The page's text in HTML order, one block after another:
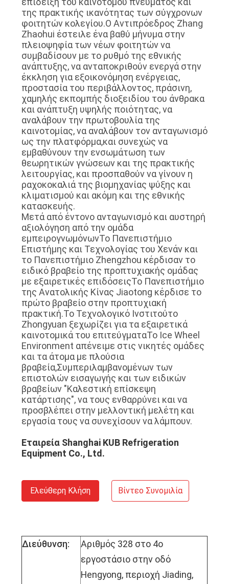
της πρακτικής ικανότητας των σύγχρονων
φοιτητών κολεγίου.Ο Αντιπρόεδρος Zhang
Zhaohui έστειλε ένα βαθύ μήνυμα στην
πλειοψηφία των νέων φοιτητών να
συμβαδίσουν με το ρυθμό της εθνικής
ανάπτυξης, να ανταποκριθούν ενεργά στην
έκκληση για εξοικονόμηση ενέργειας,
προστασία του περιβάλλοντος, πράσινη,
χαμηλής εκπομπής διοξειδίου του άνθρακα
και ανάπτυξη υψηλής ποιότητας, να
αναλάβουν την πρωτοβουλία της
καινοτομίας, να αναλάβουν τον ανταγωνισμό
ως την πλατφόρμα,και συνεχώς να
εμβαθύνουν την ενσωμάτωση των
θεωρητικών γνώσεων και της πρακτικής
λειτουργίας, και προσπαθούν να γίνουν η
ραχοκοκαλιά της βιομηχανίας ψύξης και
κλιματισμού και ακόμη και της εθνικής
κατασκευής.
Μετά από έντονο ανταγωνισμό και αυστηρή
αξιολόγηση από την ομάδα
εμπειρογνωμόνωνΤο Πανεπιστήμιο
Επιστήμης και Τεχνολογίας του Χενάν και
το Πανεπιστήμιο Zhengzhou κέρδισαν το
ειδικό βραβείο της προπτυχιακής ομάδας
με εξαιρετικές επιδόσειςΤο Πανεπιστήμιο
της Ανατολικής Κίνας Jiaotong κέρδισε το
πρώτο βραβείο στην προπτυχιακή
πρακτική.Το Τεχνολογικό Ινστιτούτο
Zhongyuan ξεχωρίζει για τα εξαιρετικά
καινοτομικά του επιτεύγματαΤο Ice Wheel
Environment απένειμε στις νικητές ομάδες
και τα άτομα με πλούσια
βραβεία,Συμπεριλαμβανομένων των
επιστολών εισαγωγής και των ειδικών
βραβείων "Καλεστική επίσκεψη
κατάρτισης", να τους ενθαρρύνει και να
προσβλέπει στην μελλοντική μελέτη και
εργασία τους να συνεχίσουν να λάμπουν.
Εταιρεία Shanghai KUB Refrigeration
Equipment Co., Ltd.
Ελεύθερη Κλήση Βίντεο Συνομιλία
Διεύθυνση:
Αριθμός 328 στο 4ο
εργοστάσιο στην οδό
Hengyong, περιοχή Jiading,